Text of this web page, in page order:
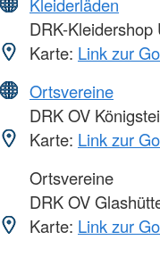
DRK-Kleidershop
Karte: Link zur
Ortsvereine
DRK OV
Karte: Link zur
Ortsvereine
DRK OV
Karte: Link zur